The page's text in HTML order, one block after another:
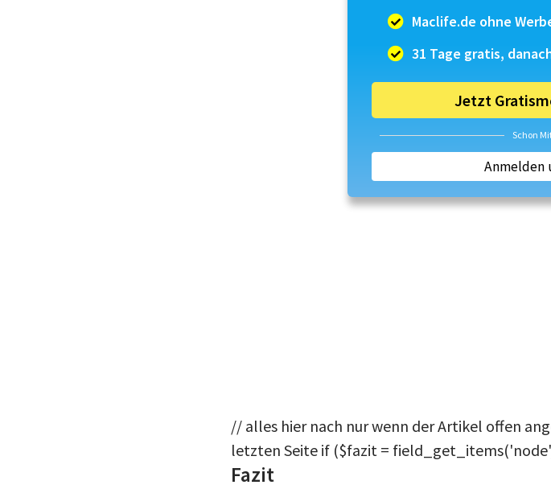
Maclife.de ohne
31 Tage gratis,
Jetzt
Schon
Anmelden
// alles hier nach nur wenn der Artikel offen
letzten Seite if ($fazit =
Fazit